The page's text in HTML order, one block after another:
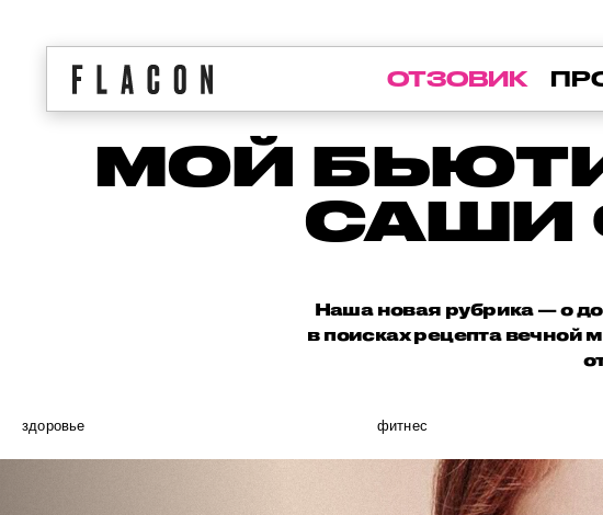
ОТЗОВИК
МОЙ
САШИ
Наша новая рубрика — о
в поисках рецепта вечной
здоровье фитнес